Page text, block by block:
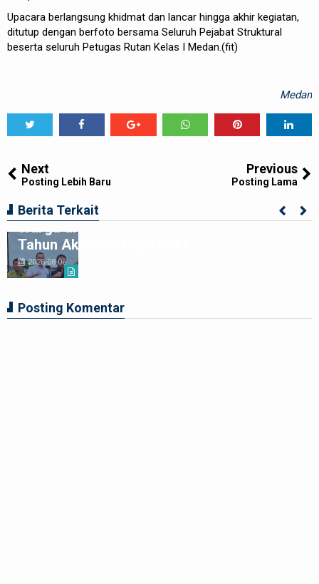
Upacara berlangsung khidmat dan lancar hingga akhir kegiatan,
ditutup dengan berfoto bersama Seluruh Pejabat Struktural
beserta seluruh Petugas Rutan Kelas I Medan.(fit)
Medan
Next
Posting Lebih Baru
Previous
Posting Lama
Berita Terkait
Kolaborasi Apik Gubsu-DPRD Sumut-
Warga di Nias Utara: Jalan Rusak Puluhan
Tahun Akhirnya Diperbaiki
2026-08-06
Posting Komentar